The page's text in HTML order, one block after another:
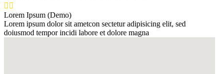
 
Lorem Ipsum (Demo)
Lorem ipsum dolor sit ametcon sectetur adipisicing elit, sed
doiusmod tempor incidi labore et dolore magna